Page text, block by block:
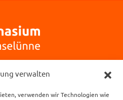
verwalten
verwenden wir Technologien wie